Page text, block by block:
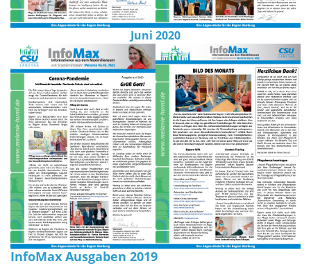
Juni 2020
InfoMax Ausgaben 2019